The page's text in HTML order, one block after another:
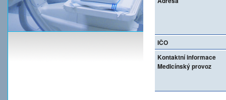
IČO
Kontaktní informace
Medicínský provoz